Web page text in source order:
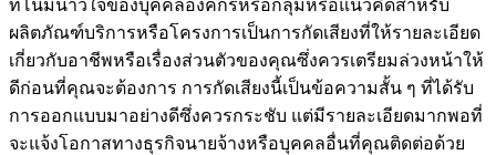
ที่โน้มน้าวใจของบุคคลองค์กรหรือกลุ่มหรือแนวคิดสำหรับ
ผลิตภัณฑ์บริการหรือโครงการเป็นการกัดเสียงที่ให้รายละเอียด
เกี่ยวกับอาชีพหรือเรื่องส่วนตัวของคุณซึ่งควรเตรียมล่วงหน้าให้
ดีก่อนที่คุณจะต้องการ การกัดเสียงนี้เป็นข้อความสั้น ๆ ที่ได้รับ
การออกแบบมาอย่างดีซึ่งควรกระชับ แต่มีรายละเอียดมากพอที่
จะแจ้งโอกาสทางธุรกิจนายจ้างหรือบุคคลอื่นที่คุณติดต่อด้วย